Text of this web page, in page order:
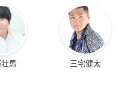
馬 三宅健太